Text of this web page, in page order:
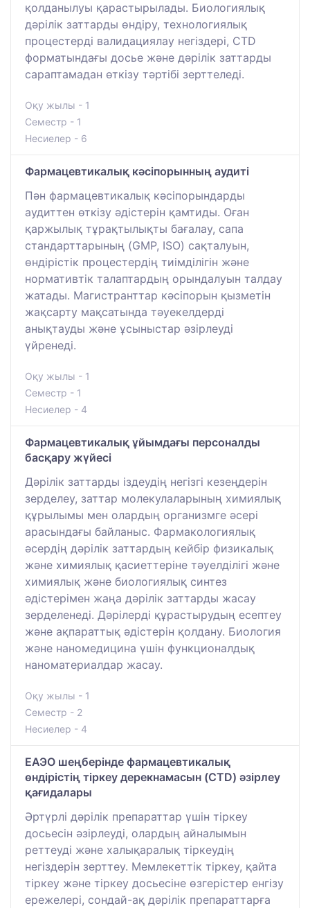
қолданылуы қарастырылады. Биологиялық
дәрілік заттарды өндіру, технологиялық
процестерді валидациялау негіздері, CTD
форматындағы досье және дәрілік заттарды
сараптамадан өткізу тәртібі зерттеледі.
Оқу жылы - 1
Семестр - 1
Несиелер - 6
Фармацевтикалық кәсіпорынның аудиті
Пән фармацевтикалық кәсіпорындарды
аудиттен өткізу әдістерін қамтиды. Оған
қаржылық тұрақтылықты бағалау, сапа
стандарттарының (GMP, ISO) сақталуын,
өндірістік процестердің тиімділігін және
нормативтік талаптардың орындалуын талдау
жатады. Магистранттар кәсіпорын қызметін
жақсарту мақсатында тәуекелдерді
анықтауды және ұсыныстар әзірлеуді
үйренеді.
Оқу жылы - 1
Семестр - 1
Несиелер - 4
Фармацевтикалық ұйымдағы персоналды
басқару жүйесі
Дәрілік заттарды іздеудің негізгі кезеңдерін
зерделеу, заттар молекулаларының химиялық
құрылымы мен олардың организмге әсері
арасындағы байланыс. Фармакологиялық
әсердің дәрілік заттардың кейбір физикалық
және химиялық қасиеттеріне тәуелділігі және
химиялық және биологиялық синтез
әдістерімен жаңа дәрілік заттарды жасау
зерделенеді. Дәрілерді құрастырудың есептеу
және ақпараттық әдістерін қолдану. Биология
және наномедицина үшін функционалдық
наноматериалдар жасау.
Оқу жылы - 1
Семестр - 2
Несиелер - 4
ЕАЭО шеңберінде фармацевтикалық
өндірістің тіркеу дерекнамасын (CTD) әзірлеу
қағидалары
Әртүрлі дәрілік препараттар үшін тіркеу
досьесін әзірлеуді, олардың айналымын
реттеуді және халықаралық тіркеудің
негіздерін зерттеу. Мемлекеттік тіркеу, қайта
тіркеу және тіркеу досьесіне өзгерістер енгізу
ережелері, сондай-ақ дәрілік препараттарға